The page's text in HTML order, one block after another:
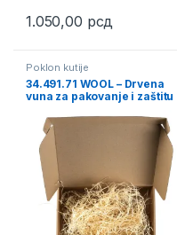
1.050,00 рсд
Poklon kutije
34.491.71 WOOL – Drvena
vuna za pakovanje i zaštitu